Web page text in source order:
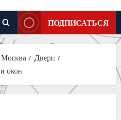
ПОДПИСАТЬСЯ
Москва
Двери
окон